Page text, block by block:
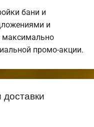
бани и
и
промо-акции.